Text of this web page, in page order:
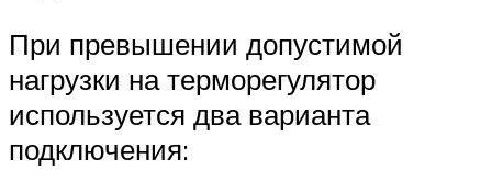
При превышении допустимой
нагрузки на терморегулятор
используется два варианта
подключения: